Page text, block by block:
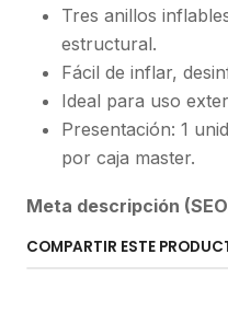
Tres anillos
estructural.
Fácil de inflar,
Ideal para uso
Presentación: 1
por caja master.
Meta descripción
COMPARTIR ESTE